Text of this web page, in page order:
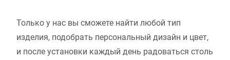
Только у нас вы сможете найти любой тип
изделия, подобрать персональный дизайн и цвет,
и после установки каждый день радоваться столь